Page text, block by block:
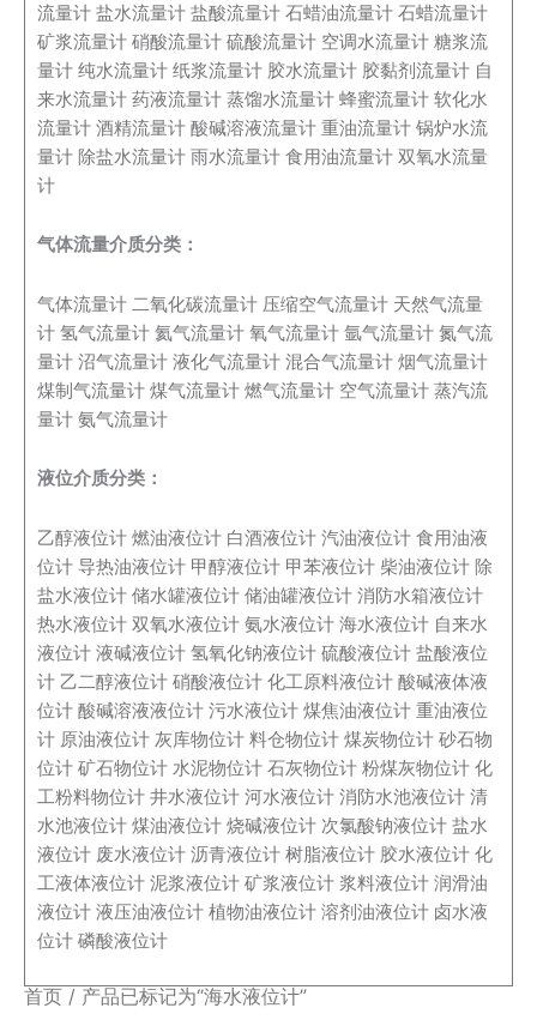
流量计 盐水流量计 盐酸流量计 石蜡油流量计 石蜡流量计
矿浆流量计 硝酸流量计 硫酸流量计 空调水流量计 糖浆流
量计 纯水流量计 纸浆流量计 胶水流量计 胶黏剂流量计 自
来水流量计 药液流量计 蒸馏水流量计 蜂蜜流量计 软化水
流量计 酒精流量计 酸碱溶液流量计 重油流量计 锅炉水流
量计 除盐水流量计 雨水流量计 食用油流量计 双氧水流量
计
气体流量介质分类：
气体流量计 二氧化碳流量计 压缩空气流量计 天然气流量
计 氢气流量计 氦气流量计 氧气流量计 氩气流量计 氮气流
量计 沼气流量计 液化气流量计 混合气流量计 烟气流量计
煤制气流量计 煤气流量计 燃气流量计 空气流量计 蒸汽流
量计 氨气流量计
液位介质分类：
乙醇液位计 燃油液位计 白酒液位计 汽油液位计 食用油液
位计 导热油液位计 甲醇液位计 甲苯液位计 柴油液位计 除
盐水液位计 储水罐液位计 储油罐液位计 消防水箱液位计
热水液位计 双氧水液位计 氨水液位计 海水液位计 自来水
液位计 液碱液位计 氢氧化钠液位计 硫酸液位计 盐酸液位
计 乙二醇液位计 硝酸液位计 化工原料液位计 酸碱液体液
位计 酸碱溶液液位计 污水液位计 煤焦油液位计 重油液位
计 原油液位计 灰库物位计 料仓物位计 煤炭物位计 砂石物
位计 矿石物位计 水泥物位计 石灰物位计 粉煤灰物位计 化
工粉料物位计 井水液位计 河水液位计 消防水池液位计 清
水池液位计 煤油液位计 烧碱液位计 次氯酸钠液位计 盐水
液位计 废水液位计 沥青液位计 树脂液位计 胶水液位计 化
工液体液位计 泥浆液位计 矿浆液位计 浆料液位计 润滑油
液位计 液压油液位计 植物油液位计 溶剂油液位计 卤水液
位计 磷酸液位计
首页 / 产品已标记为“海水液位计”